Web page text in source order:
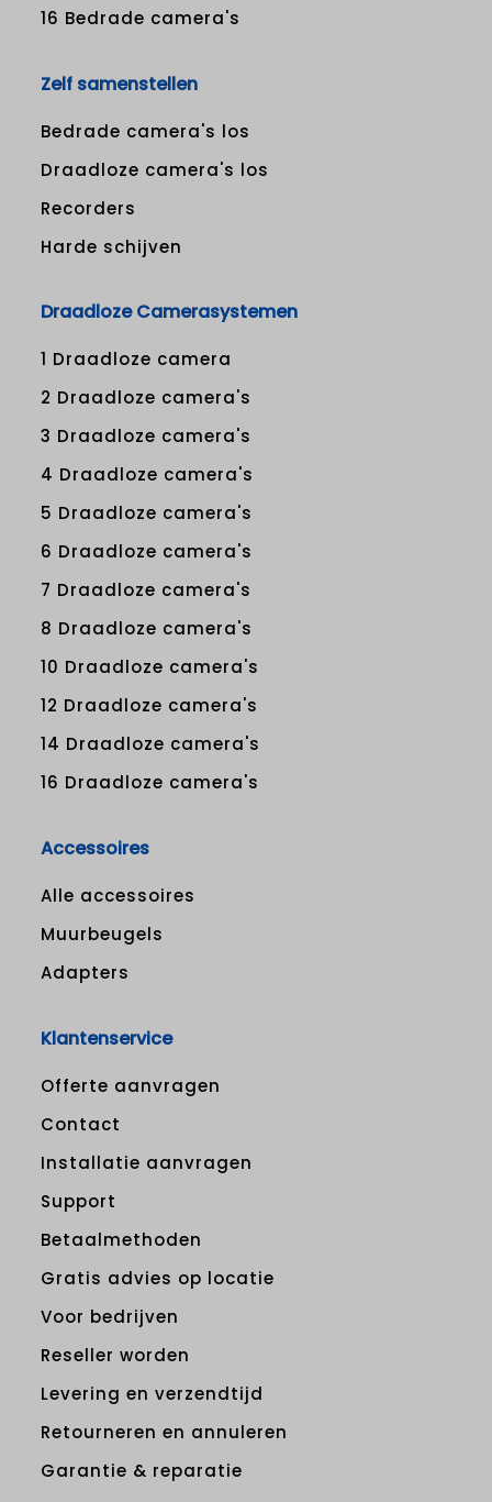
16 Bedrade camera's
Zelf samenstellen
Bedrade camera's los
Draadloze camera's los
Recorders
Harde schijven
Draadloze Camerasystemen
1 Draadloze camera
2 Draadloze camera's
3 Draadloze camera's
4 Draadloze camera's
5 Draadloze camera's
6 Draadloze camera's
7 Draadloze camera's
8 Draadloze camera's
10 Draadloze camera's
12 Draadloze camera's
14 Draadloze camera's
16 Draadloze camera's
Accessoires
Alle accessoires
Muurbeugels
Adapters
Klantenservice
Offerte aanvragen
Contact
Installatie aanvragen
Support
Betaalmethoden
Gratis advies op locatie
Voor bedrijven
Reseller worden
Levering en verzendtijd
Retourneren en annuleren
Garantie & reparatie